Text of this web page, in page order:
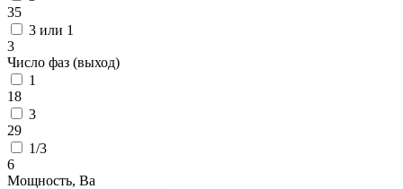
35
3 или 1
3
Число фаз (выход)
1
18
3
29
1/3
6
Мощность, Ва